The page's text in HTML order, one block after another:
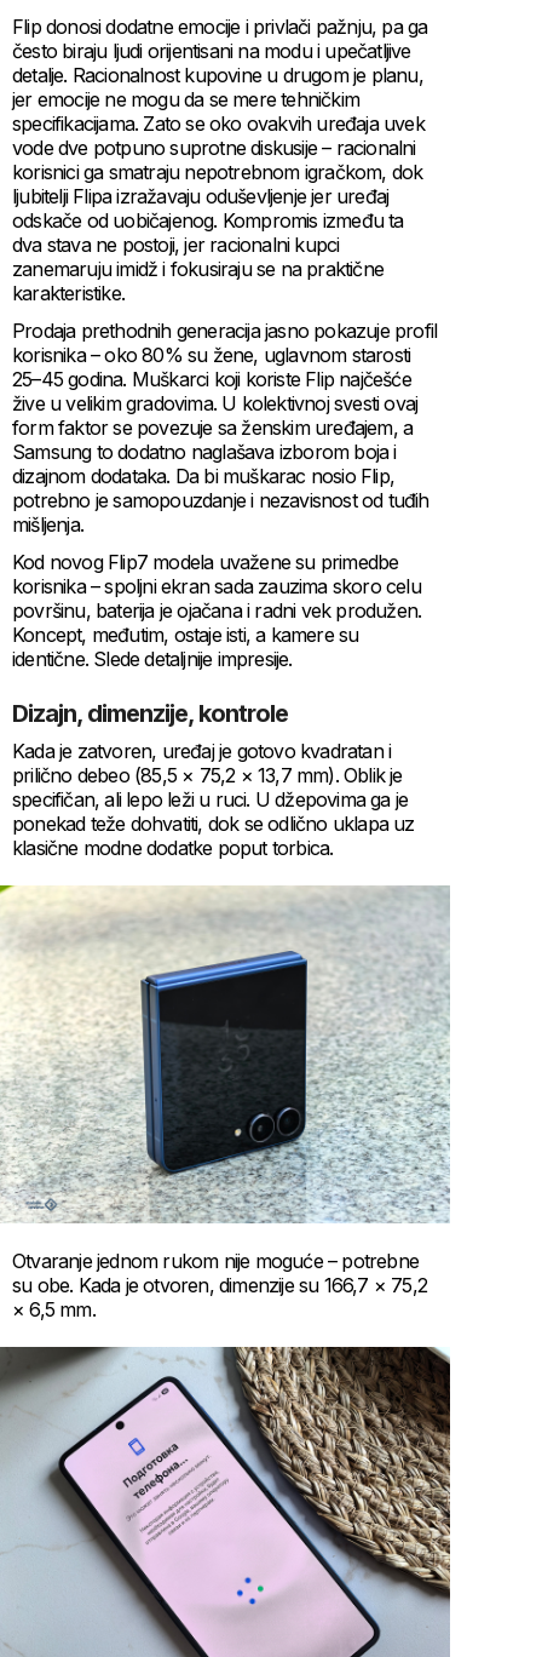
Flip donosi dodatne emocije i privlači pažnju, pa ga
često biraju ljudi orijentisani na modu i upečatljive
detalje. Racionalnost kupovine u drugom je planu,
jer emocije ne mogu da se mere tehničkim
specifikacijama. Zato se oko ovakvih uređaja uvek
vode dve potpuno suprotne diskusije – racionalni
korisnici ga smatraju nepotrebnom igračkom, dok
ljubitelji Flipa izražavaju oduševljenje jer uređaj
odskače od uobičajenog. Kompromis između ta
dva stava ne postoji, jer racionalni kupci
zanemaruju imidž i fokusiraju se na praktične
karakteristike.
Prodaja prethodnih generacija jasno pokazuje profil
korisnika – oko 80% su žene, uglavnom starosti
25–45 godina. Muškarci koji koriste Flip najčešće
žive u velikim gradovima. U kolektivnoj svesti ovaj
form faktor se povezuje sa ženskim uređajem, a
Samsung to dodatno naglašava izborom boja i
dizajnom dodataka. Da bi muškarac nosio Flip,
potrebno je samopouzdanje i nezavisnost od tuđih
mišljenja.
Kod novog Flip7 modela uvažene su primedbe
korisnika – spoljni ekran sada zauzima skoro celu
površinu, baterija je ojačana i radni vek produžen.
Koncept, međutim, ostaje isti, a kamere su
identične. Slede detaljnije impresije.
Dizajn, dimenzije, kontrole
Kada je zatvoren, uređaj je gotovo kvadratan i
prilično debeo (85,5 × 75,2 × 13,7 mm). Oblik je
specifičan, ali lepo leži u ruci. U džepovima ga je
ponekad teže dohvatiti, dok se odlično uklapa uz
klasične modne dodatke poput torbica.
Otvaranje jednom rukom nije moguće – potrebne
su obe. Kada je otvoren, dimenzije su 166,7 × 75,2
× 6,5 mm.